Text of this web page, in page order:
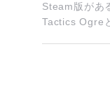
Steam版があ
Tactics Ogre